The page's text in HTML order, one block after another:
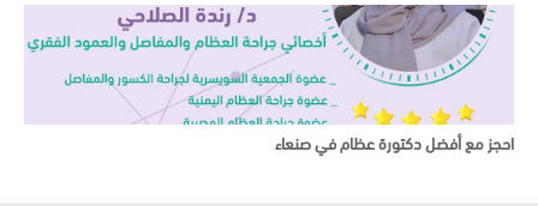
احجز مع أفضل دكتورة عظام في صنعاء